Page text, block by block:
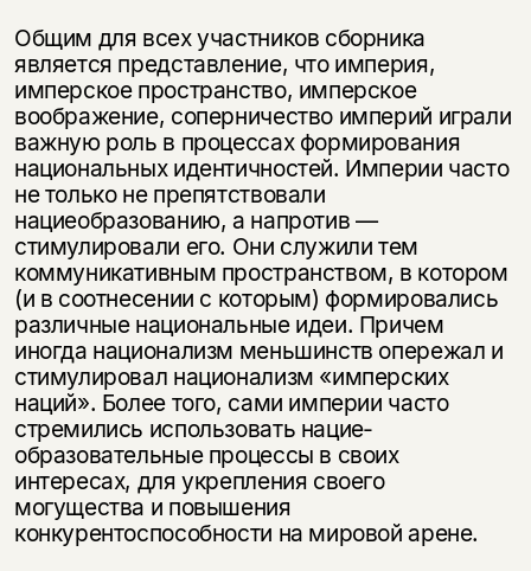
Общим для всех участников сборника
является представление, что империя,
имперское пространство, имперское
воображение, соперничество империй играли
важную роль в процессах формирования
национальных идентичностей. Империи часто
не только не препятствовали
нациеобразованию, а напротив —
стимулировали его. Они служили тем
коммуникативным пространством, в котором
(и в соотнесении с которым) формировались
различные национальные идеи. Причем
иногда национализм меньшинств опережал и
стимулировал национализм «имперских
наций». Более того, сами империи часто
стремились использовать нацие­
образовательные процессы в своих
интересах, для укрепления своего
могущества и повышения
конкурентоспособности на мировой арене.